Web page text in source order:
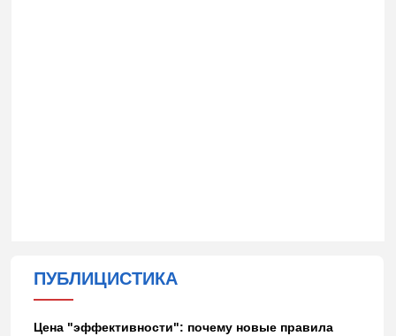
ПУБЛИЦИСТИКА
Цена "эффективности": почему новые правила